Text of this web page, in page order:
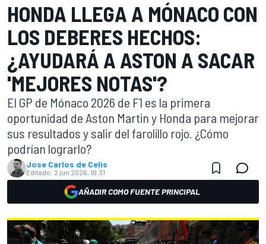
HONDA LLEGA A MÓNACO CON
LOS DEBERES HECHOS:
¿AYUDARÁ A ASTON A SACAR
'MEJORES NOTAS'?
El GP de Mónaco 2026 de F1 es la primera
oportunidad de Aston Martin y Honda para mejorar
sus resultados y salir del farolillo rojo. ¿Cómo
podrían lograrlo?
Jose Carlos de Celis
Editado: 2 jun 2026, 10:31
AÑADIR COMO FUENTE PRINCIPAL